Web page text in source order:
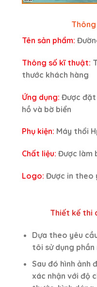
Tên sản phẩm:
Thông số kĩ thuật:
thước khách hàng
Ứng dụng: Được đặt
hồ và bờ biển
Phụ kiện: Máy thổi
Chất liệu: Được làm
Logo: Được in theo
Thiết kế thi
Dựa theo yêu
tôi sử dụng phần
Sau đó hình ảnh
xác nhận với độ